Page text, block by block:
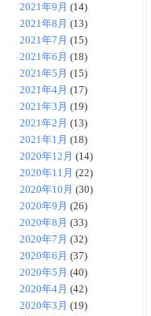
2021年9月 (14)
2021年8月 (13)
2021年7月 (15)
2021年6月 (18)
2021年5月 (15)
2021年4月 (17)
2021年3月 (19)
2021年2月 (13)
2021年1月 (18)
2020年12月 (14)
2020年11月 (22)
2020年10月 (30)
2020年9月 (26)
2020年8月 (33)
2020年7月 (32)
2020年6月 (37)
2020年5月 (40)
2020年4月 (42)
2020年3月 (19)